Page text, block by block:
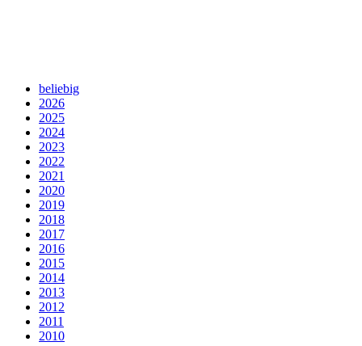
beliebig
2026
2025
2024
2023
2022
2021
2020
2019
2018
2017
2016
2015
2014
2013
2012
2011
2010